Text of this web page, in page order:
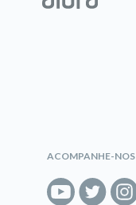
ACOMPANHE-NOS